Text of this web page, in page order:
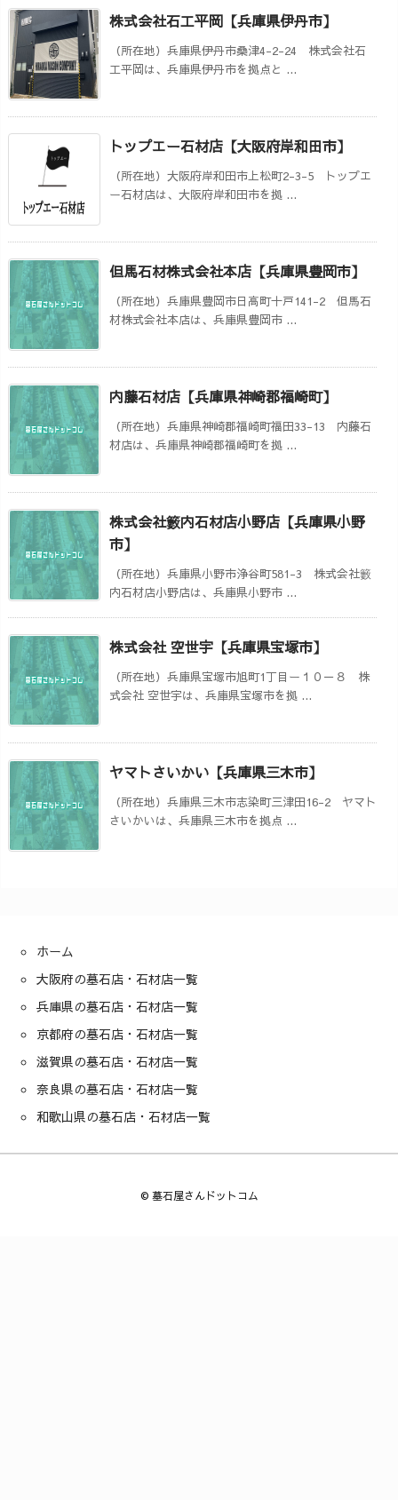
株式会社石工平岡【兵庫県伊丹市】
（所在地）兵庫県伊丹市桑津4-2-24 株式会社石
工平岡は、兵庫県伊丹市を拠点と ...
トップエー石材店【大阪府岸和田市】
（所在地）大阪府岸和田市上松町2-3-5 トップエ
ー石材店は、大阪府岸和田市を拠 ...
但馬石材株式会社本店【兵庫県豊岡市】
（所在地）兵庫県豊岡市日高町十戸141-2 但馬石
材株式会社本店は、兵庫県豊岡市 ...
内藤石材店【兵庫県神崎郡福崎町】
（所在地）兵庫県神崎郡福崎町福田33-13 内藤石
材店は、兵庫県神崎郡福崎町を拠 ...
株式会社籔内石材店小野店【兵庫県小野
市】
（所在地）兵庫県小野市浄谷町581-3 株式会社籔
内石材店小野店は、兵庫県小野市 ...
株式会社 空世宇【兵庫県宝塚市】
（所在地）兵庫県宝塚市旭町1丁目ー１０－８ 株
式会社 空世宇は、兵庫県宝塚市を拠 ...
ヤマトさいかい【兵庫県三木市】
（所在地）兵庫県三木市志染町三津田16-2 ヤマト
さいかいは、兵庫県三木市を拠点 ...
ホーム
大阪府の墓石店・石材店一覧
兵庫県の墓石店・石材店一覧
京都府の墓石店・石材店一覧
滋賀県の墓石店・石材店一覧
奈良県の墓石店・石材店一覧
和歌山県の墓石店・石材店一覧
© 墓石屋さんドットコム